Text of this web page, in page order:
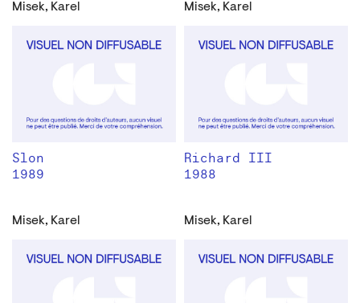
Misek, Karel
Slon
1989
Misek, Karel
Richard III
1988
Misek, Karel Misek, Karel